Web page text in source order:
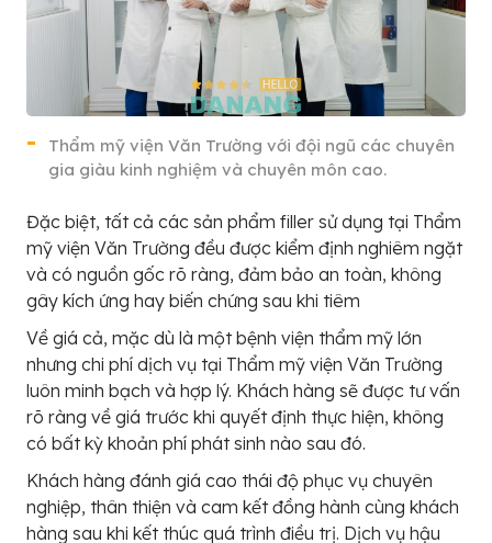
Thẩm mỹ viện Văn Trường với đội ngũ các chuyên
gia giàu kinh nghiệm và chuyên môn cao.
Đặc biệt, tất cả các sản phẩm filler sử dụng tại Thẩm
mỹ viện Văn Trường đều được kiểm định nghiêm ngặt
và có nguồn gốc rõ ràng, đảm bảo an toàn, không
gây kích ứng hay biến chứng sau khi tiêm
Về giá cả, mặc dù là một bệnh viện thẩm mỹ lớn
nhưng chi phí dịch vụ tại Thẩm mỹ viện Văn Trường
luôn minh bạch và hợp lý. Khách hàng sẽ được tư vấn
rõ ràng về giá trước khi quyết định thực hiện, không
có bất kỳ khoản phí phát sinh nào sau đó.
Khách hàng đánh giá cao thái độ phục vụ chuyên
nghiệp, thân thiện và cam kết đồng hành cùng khách
hàng sau khi kết thúc quá trình điều trị. Dịch vụ hậu